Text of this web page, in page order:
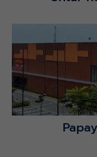
Lihat Detail